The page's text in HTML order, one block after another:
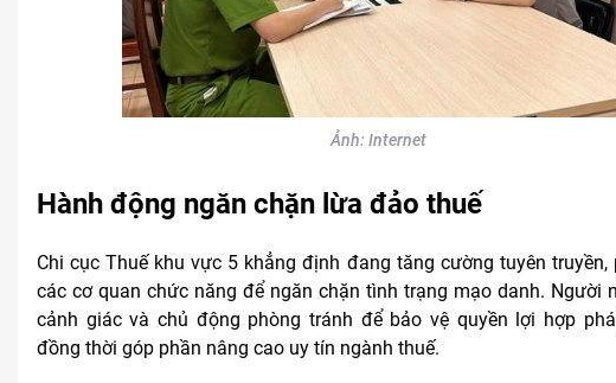
Ảnh: Internet
Hành động ngăn chặn lừa đảo thuế
Chi cục Thuế khu vực 5 khẳng định đang tăng cường tuyên truyền,
các cơ quan chức năng để ngăn chặn tình trạng mạo danh. Người
cảnh giác và chủ động phòng tránh để bảo vệ quyền lợi hợp
đồng thời góp phần nâng cao uy tín ngành thuế.